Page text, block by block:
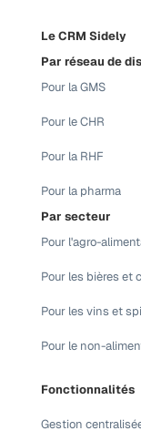
Le CRM Sidely
Par réseau de
Pour la GMS
Pour le CHR
Pour la RHF
Pour la pharma
Par secteur
Pour l'agro-
Pour les bières et
Pour les vins et
Pour le non-
Gestion
Fonctionnalités